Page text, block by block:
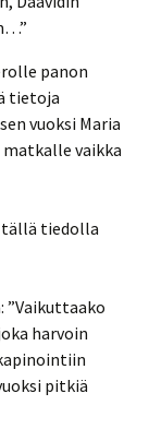
panon
tietoja
vuoksi Maria
matkalle vaikka
tällä tiedolla
”Vaikuttaako
harvoin
pitkiä